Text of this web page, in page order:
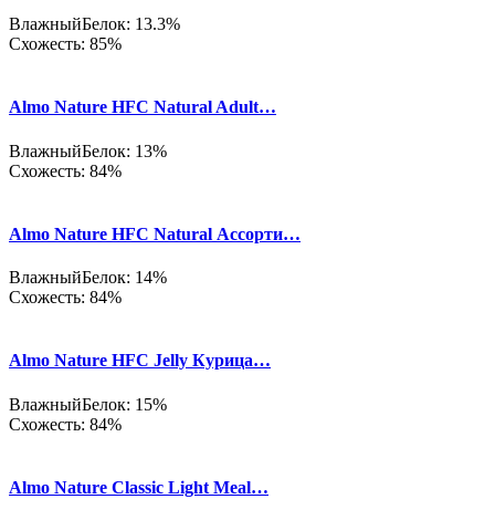
ВлажныйБелок: 13.3%
Схожесть: 85%
Almo Nature HFC Natural Adult…
ВлажныйБелок: 13%
Схожесть: 84%
Almo Nature HFC Natural Ассорти…
ВлажныйБелок: 14%
Схожесть: 84%
Almo Nature HFC Jelly Курица…
ВлажныйБелок: 15%
Схожесть: 84%
Almo Nature Classic Light Meal…